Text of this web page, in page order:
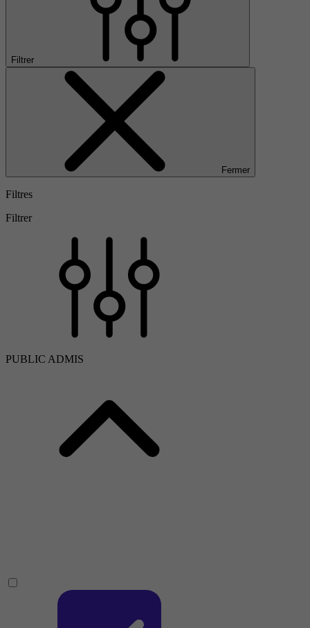
Filtrer
Fermer
Filtres
Filtrer
PUBLIC ADMIS